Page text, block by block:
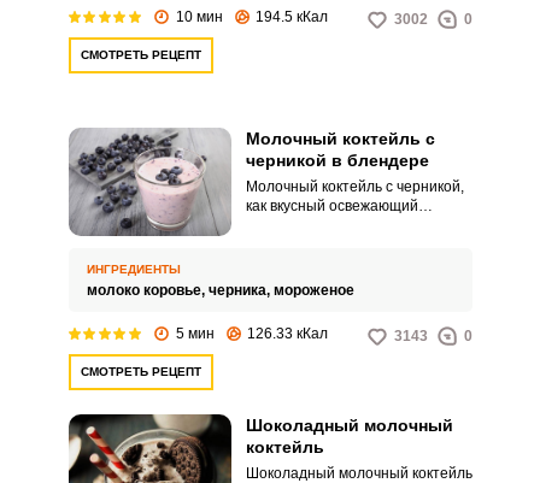
10 мин 194.5 кКал 3002 0
СМОТРЕТЬ РЕЦЕПТ
Молочный коктейль с
черникой в блендере
Молочный коктейль с черникой,
как вкусный освежающий
блендера, погружного или
кувшинного, в последнем
пышной пеной. К молочному
ИНГРЕДИЕНТЫ
молоко коровье, черника, мороженое
5 мин 126.33 кКал 3143 0
СМОТРЕТЬ РЕЦЕПТ
Шоколадный молочный
коктейль
Шоколадный молочный коктейль